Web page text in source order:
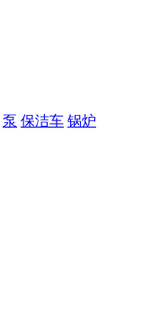
泵 保洁车 锅炉